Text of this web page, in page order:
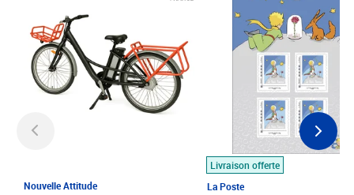
Nouvelle Attitude
Livraison offerte
La Poste